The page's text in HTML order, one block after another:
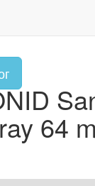
64